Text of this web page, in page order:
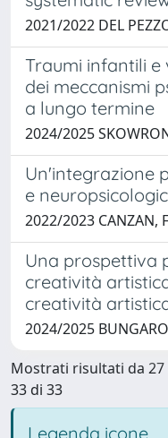
2021/2022 DEL
Traumi infantili e
dei meccanismi
a lungo termine
2024/2025
Un'integrazione
e
2022/2023 CANZAN,
Una prospettiva
creatività
creatività
2024/2025
Mostrati risultati da 27
33 di 33
Legenda icone